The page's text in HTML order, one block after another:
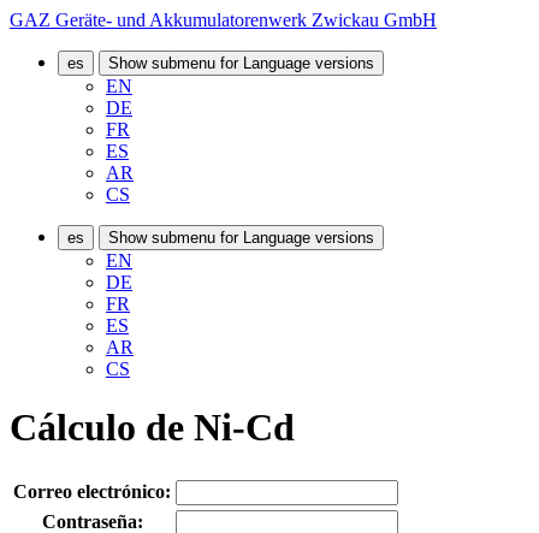
GAZ Geräte- und Akkumulatorenwerk Zwickau GmbH
es Show submenu for Language versions
EN
DE
FR
ES
AR
CS
es Show submenu for Language versions
EN
DE
FR
ES
AR
CS
Cálculo de Ni-Cd
Correo electrónico:
Contraseña: